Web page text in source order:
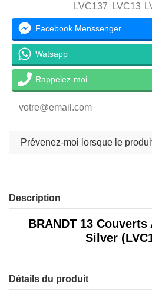
LVC137 LVC13
Facebook Menssenger
Watsapp
Rappelez-moi
Description
BRANDT 13
Silver
Détails du produit